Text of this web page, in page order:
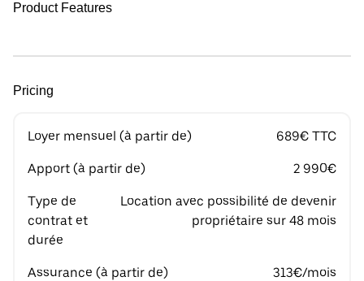
Product Features
Pricing
Loyer mensuel (à partir de) 689€ TTC
Apport (à partir de) 2 990€
Type de
contrat et
durée
Location avec possibilité de devenir
propriétaire sur 48 mois
Assurance (à partir de) 313€/mois